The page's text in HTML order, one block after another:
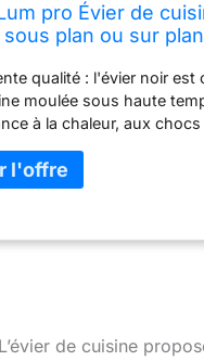
pro Évier de
plan ou sur
qualité : l'évier noir
moulée sous haute
à la chaleur, aux
vous n'avez donc pas à
la surface de l'évier de
est lisse et plate, le
et durable, et peut
de cuisine